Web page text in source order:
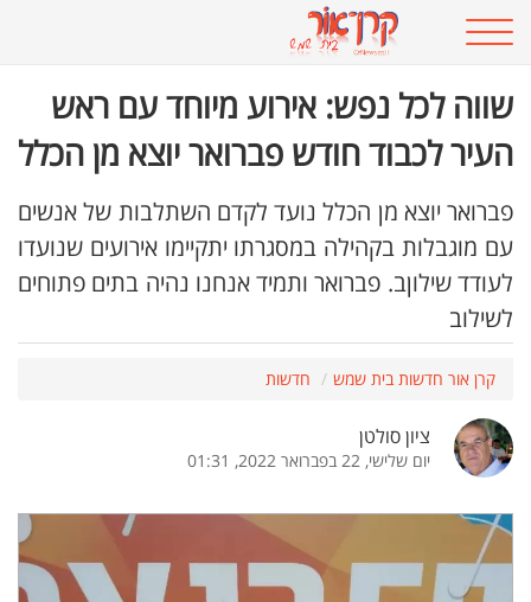
שווה לכל נפש: אירוע מיוחד עם ראש
העיר לכבוד חודש פברואר יוצא מן הכלל
פברואר יוצא מן הכלל נועד לקדם השתלבות של אנשים
עם מוגבלות בקהילה במסגרתו יתקיימו אירועים שנועדו
לעודד שילוןב. פברואר ותמיד אנחנו נהיה בתים פתוחים
לשילוב
קרן אור חדשות בית שמש חדשות
ציון סולטן
יום שלישי, 22 בפברואר 2022, 01:31